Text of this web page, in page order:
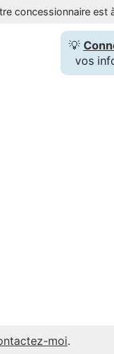
concessionnaire
💡
vos
moi.